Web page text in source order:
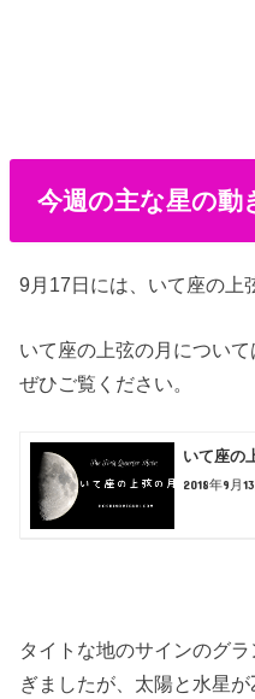
今週の主な星の動
9月17日には、いて座の上
いて座の上弦の月について
ぜひご覧ください。
いて座の
2018年9月13
タイトな地のサインのグ
ぎましたが、太陽と水星